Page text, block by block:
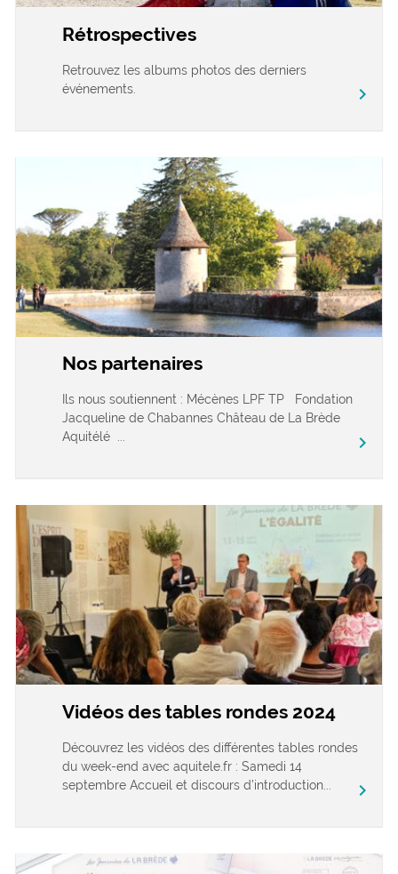
Rétrospectives
Retrouvez les albums photos des derniers
événements.
chevron_right
Nos partenaires
Ils nous soutiennent : Mécènes LPF TP Fondation
Jacqueline de Chabannes Château de La Brède
Aquitélé ...
chevron_right
Vidéos des tables rondes 2024
Découvrez les vidéos des différentes tables rondes
du week-end avec aquitele.fr : Samedi 14
septembre Accueil et discours d’introduction...
chevron_right